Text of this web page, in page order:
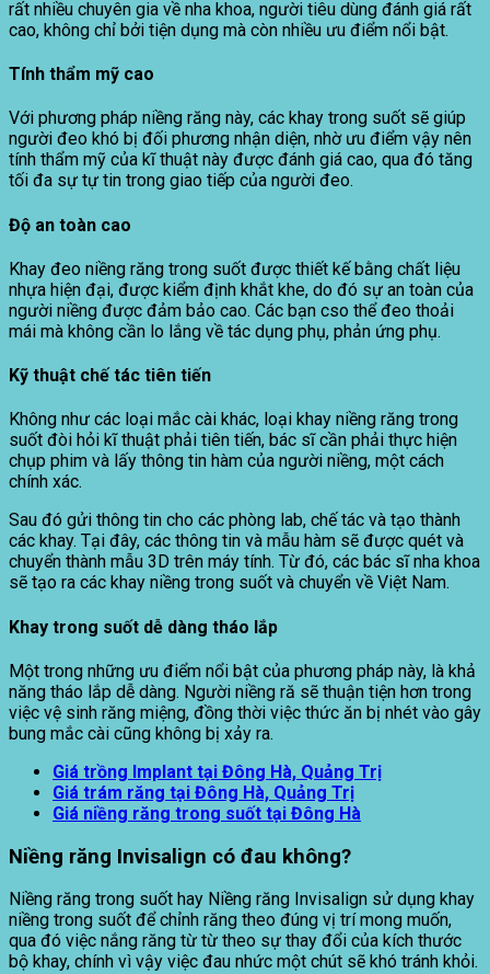
rất nhiều chuyên gia về nha khoa, người tiêu dùng đánh giá rất
cao, không chỉ bởi tiện dụng mà còn nhiều ưu điểm nổi bật.
Tính thẩm mỹ cao
Với phương pháp niềng răng này, các khay trong suốt sẽ giúp
người đeo khó bị đối phương nhận diện, nhờ ưu điểm vậy nên
tính thẩm mỹ của kĩ thuật này được đánh giá cao, qua đó tăng
tối đa sự tự tin trong giao tiếp của người đeo.
Độ an toàn cao
Khay đeo niềng răng trong suốt được thiết kế bằng chất liệu
nhựa hiện đại, được kiểm định khắt khe, do đó sự an toàn của
người niềng được đảm bảo cao. Các bạn cso thể đeo thoải
mái mà không cần lo lắng về tác dụng phụ, phản ứng phụ.
Kỹ thuật chế tác tiên tiến
Không như các loại mắc cài khác, loại khay niềng răng trong
suốt đòi hỏi kĩ thuật phải tiên tiến, bác sĩ cần phải thực hiện
chụp phim và lấy thông tin hàm của người niềng, một cách
chính xác.
Sau đó gửi thông tin cho các phòng lab, chế tác và tạo thành
các khay. Tại đây, các thông tin và mẫu hàm sẽ được quét và
chuyển thành mẫu 3D trên máy tính. Từ đó, các bác sĩ nha khoa
sẽ tạo ra các khay niềng trong suốt và chuyển về Việt Nam.
Khay trong suốt dễ dàng tháo lắp
Một trong những ưu điểm nổi bật của phương pháp này, là khả
năng tháo lắp dễ dàng. Người niềng ră sẽ thuận tiện hơn trong
việc vệ sinh răng miệng, đồng thời việc thức ăn bị nhét vào gây
bung mắc cài cũng không bị xảy ra.
Giá trồng Implant tại Đông Hà, Quảng Trị
Giá trám răng tại Đông Hà, Quảng Trị
Giá niềng răng trong suốt tại Đông Hà
Niềng răng Invisalign có đau không?
Niềng răng trong suốt hay Niềng răng Invisalign sử dụng khay
niềng trong suốt để chỉnh răng theo đúng vị trí mong muốn,
qua đó việc nắng răng từ từ theo sự thay đổi của kích thước
bộ khay, chính vì vậy việc đau nhức một chút sẽ khó tránh khỏi.